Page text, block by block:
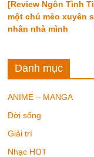
[Review Ngôn Tình
một chú mèo xuyên
nhân nhà mình
Danh mục
ANIME – MANGA
Đời sống
Giải trí
Nhạc HOT